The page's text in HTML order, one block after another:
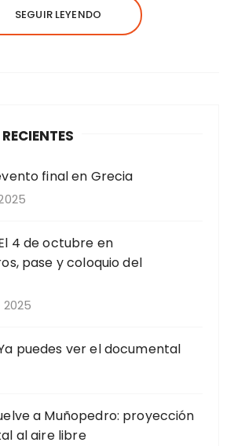
SEGUIR LEYENDO
final en Grecia
4 de octubre en
pase y coloquio del
puedes ver el documental
a Muñopedro: proyección
al aire libre